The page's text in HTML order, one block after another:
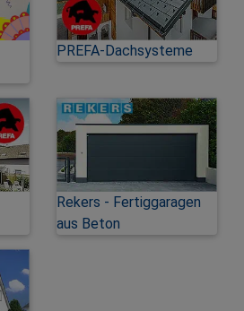
PREFA-Dachsysteme
Rekers - Fertiggaragen
aus Beton